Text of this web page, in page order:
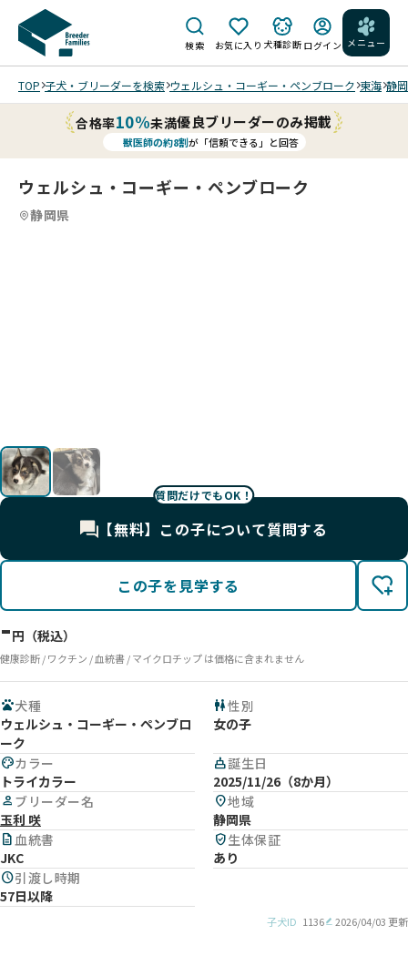
検索 お気に入り 犬種診断 ログイン メニュー
TOP 子犬・ブリーダーを検索 ウェルシュ・コーギー・ペンブローク 東海 静
合格率10%未満優良ブリーダーのみ掲載
獣医師の約8割が「信頼できる」と回答
ウェルシュ・コーギー・ペンブローク
静岡県
質問だけでもOK！
【無料】この子について質問する
この子を見学する
-円（税込）
健康診断 / ワクチン / 血統書 / マイクロチップ は価格に含まれません
pets犬種
ウェルシュ・コーギー・ペンブロ
ーク
wc性別
女の子
paletteカラー
トライカラー
cake誕生日
2025/11/26（8か月）
person ブリーダー名
玉利 咲
location_on地域
静岡県
description血統書
JKC
verified_user生体保証
あり
schedule引渡し時期
57日以降
子犬ID 1136 2026/04/03 更新